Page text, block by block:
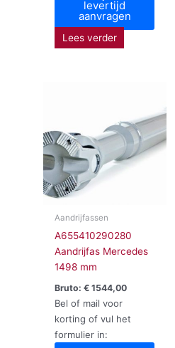
levertijd
aanvragen
Lees verder
Aandrijfassen
A655410290280
Aandrijfas Mercedes
1498 mm
Bruto:€ 1544,00
Bel of mail voor
korting of vul het
formulier in: